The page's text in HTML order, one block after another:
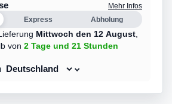
Mehr Infos
Express Abholung
Mittwoch den 12 August
von 2 Tage und 21 Stunden